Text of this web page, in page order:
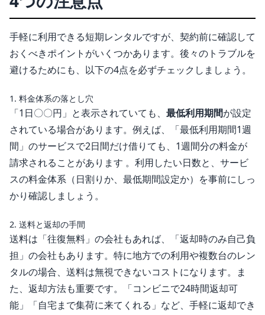
手軽に利用できる短期レンタルですが、契約前に確認して
おくべきポイントがいくつかあります。後々のトラブルを
避けるためにも、以下の4点を必ずチェックしましょう。
1. 料金体系の落とし穴
「1日〇〇円」と表示されていても、 最低利用期間が設定
されている場合があります。例えば、「最低利用期間1週
間」のサービスで2日間だけ借りても、1週間分の料金が
請求されることがあります 。利用したい日数と、サービ
スの料金体系（日割りか、最低期間設定か）を事前にしっ
かり確認しましょう。
2. 送料と返却の手間
送料は「往復無料」の会社もあれば、「返却時のみ自己負
担」の会社もあります。特に地方での利用や複数台のレン
タルの場合、送料は無視できないコストになります。ま
た、返却方法も重要です。「コンビニで24時間返却可
能」「自宅まで集荷に来てくれる」など、手軽に返却でき